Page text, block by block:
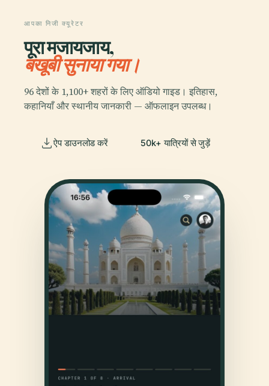
आपका निजी क्यूरेटर
पूरा मजायजाय,
बखूबी सुनाया गया।
96 देशों के 1,100+ शहरों के लिए ऑडियो गाइड। इतिहास,
कहानियाँ और स्थानीय जानकारी — ऑफलाइन उपलब्ध।
ऐप डाउनलोड करें 50k+ यात्रियों से जुड़ें